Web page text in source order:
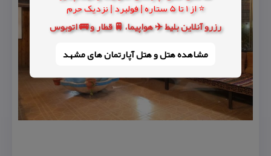
⭐ از 1 تا 5 ستاره | فولبرد | نزدیک حرم
رزرو آنلاین بلیط ✈️ هواپیما، 🚆 قطار و 🚌 اتوبوس
مشاهده هتل و هتل‌ آپارتمان های مشهد